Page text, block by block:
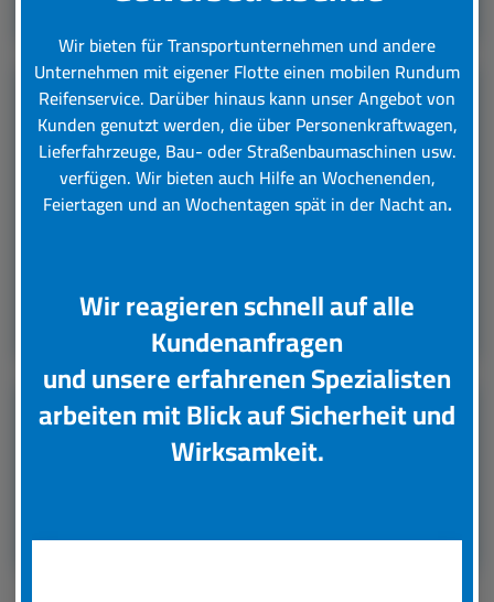
LKW Reifenservice
Boxenstop24 e.K. Ihr Top-Lkw-Reifenservice. Wir
übernehmen für Sie verschiedene Tätigkeiten rund
Leistungsübersicht
Unsere Partner
Wir bieten für Transportunternehmen und andere
Unternehmen mit eigener Flotte einen mobilen Rundum
Reifenservice. Darüber hinaus kann unser Angebot von
Kunden genutzt werden, die über Personenkraftwagen,
Lieferfahrzeuge, Bau- oder Straßenbaumaschinen usw.
verfügen. Wir bieten auch Hilfe an Wochenenden,
Feiertagen und an Wochentagen spät in der Nacht an.
Wir reagieren schnell auf alle
Kundenanfragen
und unsere erfahrenen Spezialisten
arbeiten mit Blick auf Sicherheit und
Wirksamkeit.